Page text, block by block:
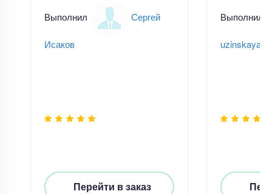
Выполнил Сергей
Исаков
Перейти в заказ
Выполнил